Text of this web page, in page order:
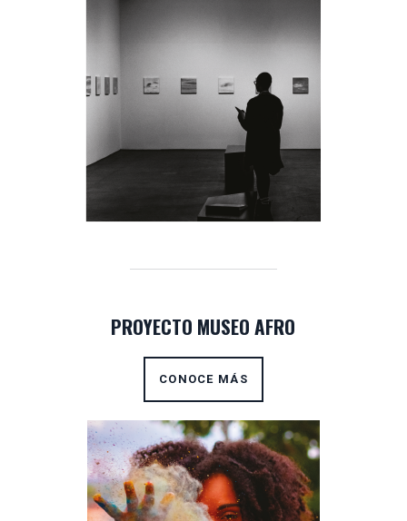
PROYECTO MUSEO AFRO
CONOCE MÁS